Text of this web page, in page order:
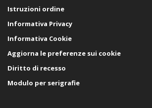
Istruzioni ordine
Informativa Privacy
Informativa Cookie
Aggiorna le preferenze sui cookie
Diritto di recesso
Modulo per serigrafie